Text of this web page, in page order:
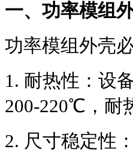
一、功率模组
功率模组外壳
1. 耐热性：设
200-220℃，耐
2. 尺寸稳定性